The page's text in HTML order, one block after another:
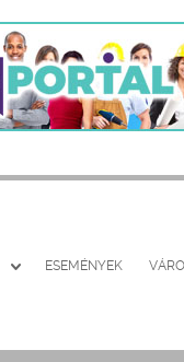
ESEMÉNYEK